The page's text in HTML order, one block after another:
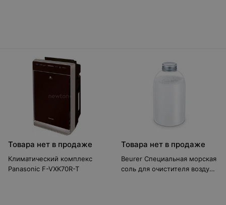
Товара нет в продаже
Климатический комплекс
Panasonic F-VXK70R-T
Товара нет в продаже
Beurer Специальная морская
соль для очистителя воздуха